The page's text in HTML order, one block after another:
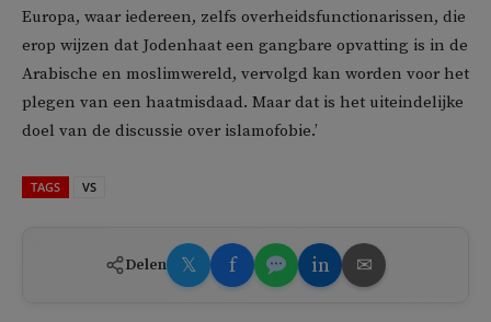
Europa, waar iedereen, zelfs overheidsfunctionarissen, die
erop wijzen dat Jodenhaat een gangbare opvatting is in de
Arabische en moslimwereld, vervolgd kan worden voor het
plegen van een haatmisdaad. Maar dat is het uiteindelijke
doel van de discussie over islamofobie.’
TAGS VS
Delen 𝕏 f in ✉